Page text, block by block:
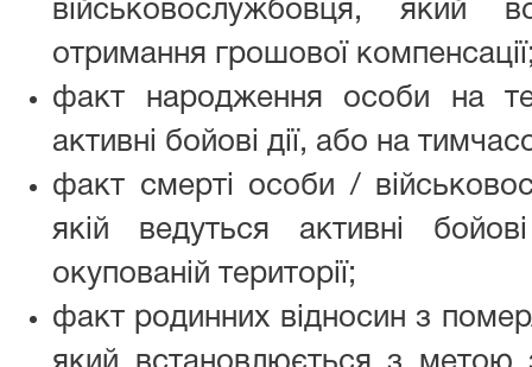
військовослужбовця, який
отримання грошової
факт народження особи на
активні бойові дії, або на
факт смерті особи /
якій ведуться активні
окупованій території;
факт родинних відносин з